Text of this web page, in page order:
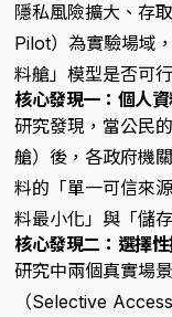
隱私風險擴大、存
Pilot）為實驗場域
料艙」模型是否可行
核心發現一：個人
研究發現，當公民
艙）後，各政府機
料的「單一可信來
料最小化」與「儲
核心發現二：選擇
研究中兩個真實場
（Selective